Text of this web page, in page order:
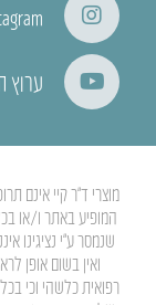
ערוץ
מוצרי ד”ר קיי אינם
המופיע באתר ו/או
שנמסר ע”י נציגינו
ואין בשום אופן
רפואית כלשהי וכי